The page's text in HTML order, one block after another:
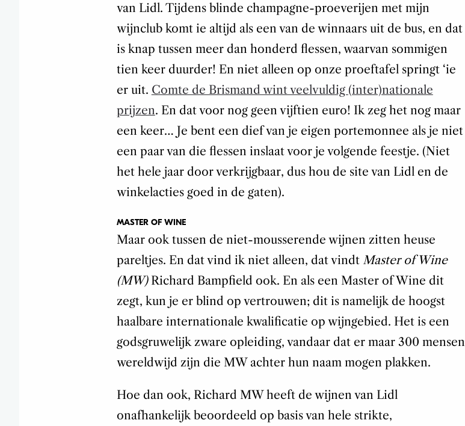
van Lidl. Tijdens blinde champagne-proeverijen met mijn
wijnclub komt ie altijd als een van de winnaars uit de bus, en dat
is knap tussen meer dan honderd flessen, waarvan sommigen
tien keer duurder! En niet alleen op onze proeftafel springt ‘ie
er uit. Comte de Brismand wint veelvuldig (inter)nationale
prijzen. En dat voor nog geen vijftien euro! Ik zeg het nog maar
een keer… Je bent een dief van je eigen portemonnee als je niet
een paar van die flessen inslaat voor je volgende feestje. (Niet
het hele jaar door verkrijgbaar, dus hou de site van Lidl en de
winkelacties goed in de gaten).
MASTER OF WINE
Maar ook tussen de niet-mousserende wijnen zitten heuse
pareltjes. En dat vind ik niet alleen, dat vindt Master of Wine
(MW)Richard Bampfield ook. En als een Master of Wine dit
zegt, kun je er blind op vertrouwen; dit is namelijk de hoogst
haalbare internationale kwalificatie op wijngebied. Het is een
godsgruwelijk zware opleiding, vandaar dat er maar 300 mensen
wereldwijd zijn die MW achter hun naam mogen plakken.
Hoe dan ook, Richard MW heeft de wijnen van Lidl
onafhankelijk beoordeeld op basis van hele strikte,